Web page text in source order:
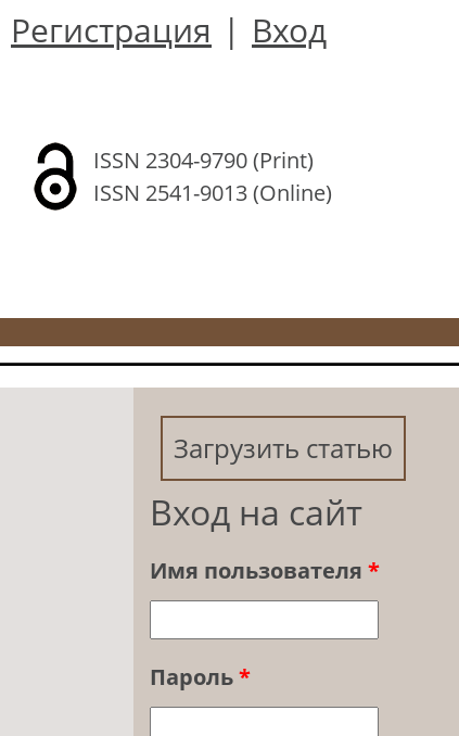
Регистрация | Вход
ISSN 2304-9790 (Print)
ISSN 2541-9013 (Online)
Загрузить статью
Вход на сайт
Имя пользователя *
Пароль*